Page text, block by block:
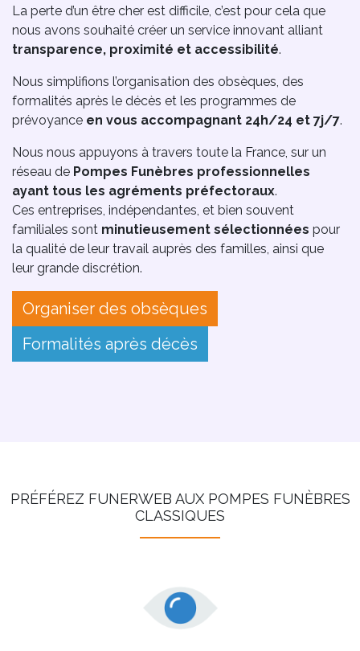
La perte d’un être cher est difficile, c’est pour cela que
nous avons souhaité créer un service innovant alliant
transparence, proximité et accessibilité.
Nous simplifions l’organisation des obsèques, des
formalités après le décès et les programmes de
prévoyance en vous accompagnant 24h/24 et 7j/7.
Nous nous appuyons à travers toute la France, sur un
réseau de Pompes Funèbres professionnelles
ayant tous les agréments préfectoraux.
Ces entreprises, indépendantes, et bien souvent
familiales sont minutieusement sélectionnées pour
la qualité de leur travail auprès des familles, ainsi que
leur grande discrétion.
Organiser des obsèques
Formalités après décès
PRÉFÉREZ FUNERWEB AUX POMPES FUNÈBRES
CLASSIQUES